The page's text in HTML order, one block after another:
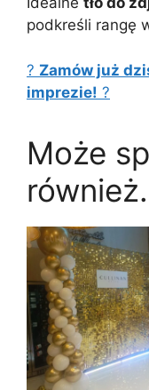
podkreśli rangę
? Zamów już
imprezie! ?
Może